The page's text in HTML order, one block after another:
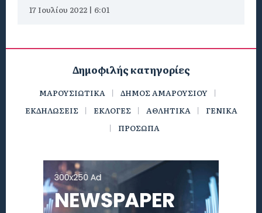
17 Ιουλίου 2022 | 6:01
Δημοφιλής κατηγορίες
ΜΑΡΟΥΣΙΩΤΙΚΑ
ΔΗΜΟΣ ΑΜΑΡΟΥΣΙΟΥ
ΕΚΔΗΛΩΣΕΙΣ
ΕΚΛΟΓΕΣ ΑΘΛΗΤΙΚΑ
ΓΕΝΙΚΑ
ΠΡΟΣΩΠΑ